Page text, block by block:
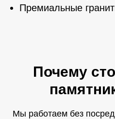
Премиальные
Почему
Мы работаем без
Мы устанавливаем